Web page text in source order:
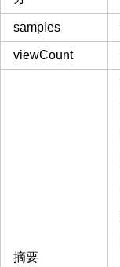
samples
viewCount
摘要